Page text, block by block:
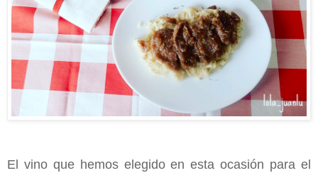
El vino que hemos elegido en esta ocasión para el